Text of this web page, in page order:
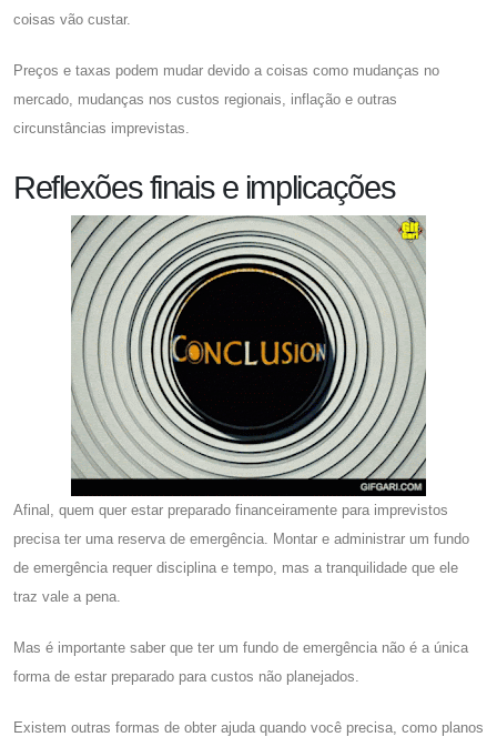
coisas vão custar.
Preços e taxas podem mudar devido a coisas como mudanças no
mercado, mudanças nos custos regionais, inflação e outras
circunstâncias imprevistas.
Reflexões finais e implicações
Afinal, quem quer estar preparado financeiramente para imprevistos
precisa ter uma reserva de emergência. Montar e administrar um fundo
de emergência requer disciplina e tempo, mas a tranquilidade que ele
traz vale a pena.
Mas é importante saber que ter um fundo de emergência não é a única
forma de estar preparado para custos não planejados.
Existem outras formas de obter ajuda quando você precisa, como planos